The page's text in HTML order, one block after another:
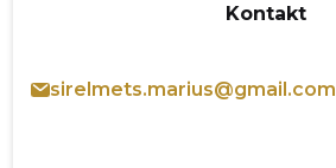
Kontakt
sirelmets.marius@gmail.com